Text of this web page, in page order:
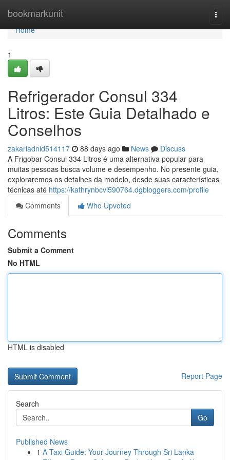
bookmarkunit
Home
Home
1
Refrigerador Consul 334
Litros: Este Guia Detalhado e
Conselhos
zakariadnid514117 88 days ago News
Discuss
A Frigobar Consul 334 Litros é uma alternativa popular para
muitas pessoas busca volume e desempenho. No presente guia,
exploraremos os detalhes da modelo, desde suas características
técnicas até https://kathrynbcvi590764.dgbloggers.com/profile
Comments
Who Upvoted
Comments
Submit a Comment
No HTML
HTML is disabled
Report Page
Search
Go
Published News
1 A Taxi Guide: Your Journey Through Sri Lanka